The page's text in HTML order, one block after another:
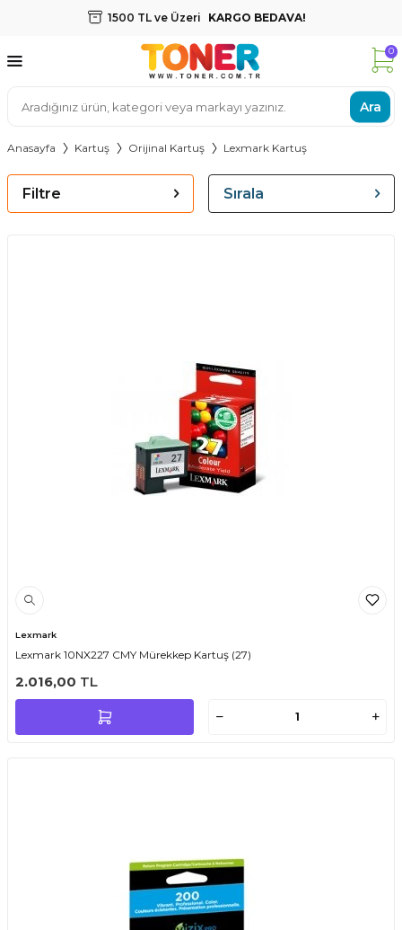
1500 TL ve Üzeri KARGO BEDAVA!
Ara
0
Anasayfa Kartuş Orijinal Kartuş Lexmark Kartuş
Filtre Sırala
Lexmark
Lexmark 10NX227 CMY Mürekkep Kartuş (27)
2.016,00 TL